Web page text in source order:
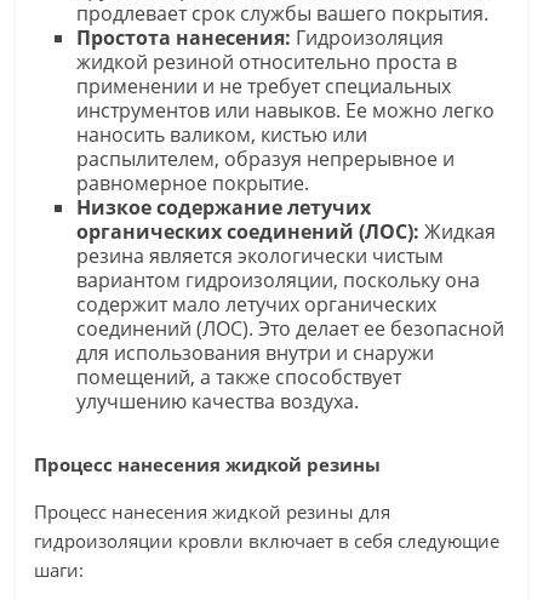
продлевает срок службы вашего покрытия.
Простота нанесения: Гидроизоляция
жидкой резиной относительно проста в
применении и не требует специальных
инструментов или навыков. Ее можно легко
наносить валиком, кистью или
распылителем, образуя непрерывное и
равномерное покрытие.
Низкое содержание летучих
органических соединений (ЛОС): Жидкая
резина является экологически чистым
вариантом гидроизоляции, поскольку она
содержит мало летучих органических
соединений (ЛОС). Это делает ее безопасной
для использования внутри и снаружи
помещений, а также способствует
улучшению качества воздуха.
Процесс нанесения жидкой резины
Процесс нанесения жидкой резины для
гидроизоляции кровли включает в себя следующие
шаги: